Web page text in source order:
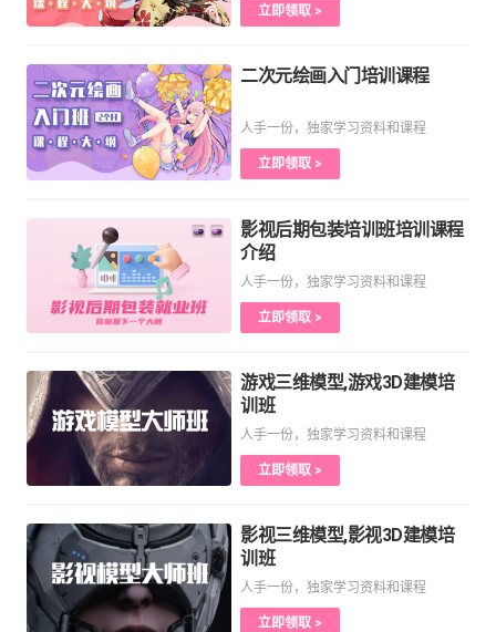
立即领取 >
二次元绘画入门培训课程
人手一份，独家学习资料和课程
立即领取 >
影视后期包装培训班培训课程
介绍
人手一份，独家学习资料和课程
立即领取 >
游戏三维模型,游戏3D建模培
训班
人手一份，独家学习资料和课程
立即领取 >
影视三维模型,影视3D建模培
训班
人手一份，独家学习资料和课程
立即领取 >